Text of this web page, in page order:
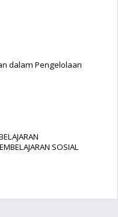
dalam Pengelolaan
SOSIAL